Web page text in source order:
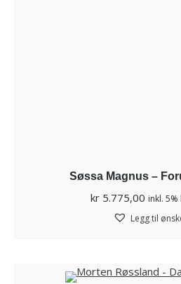
Søssa Magnus –
kr 5.775,00 inkl.
Legg til